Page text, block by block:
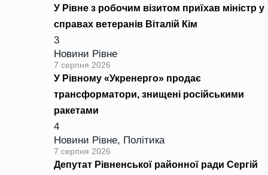
У Рівне з робочим візитом приїхав міністр у
справах ветеранів Віталій Кім
3
Новини Рівне
7 серпня 2026
У Рівному «Укренерго» продає
трансформатори, знищені російськими
ракетами
4
Новини Рівне, Політика
7 серпня 2026
Депутат Рівненської районної ради Сергій